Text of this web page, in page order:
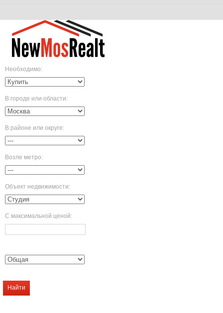
Необходимо:
В городе или области:
В районе или округе:
Возле метро:
Объект недвижимости:
С максимальной ценой:
Найти